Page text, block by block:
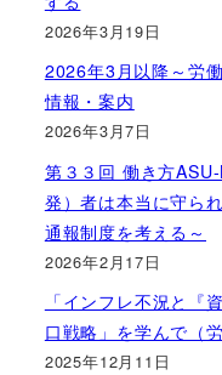
2026年3月19日
2026年3月以降～労
情報・案内
2026年3月7日
第３３回 働き方
発）者は本当に守ら
通報制度を考える～
2026年2月17日
「インフレ不況と『
口戦略」を学んで（
2025年12月11日